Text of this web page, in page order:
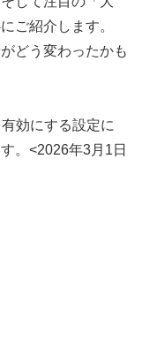
ご紹介します。
どう変わったかも
効にする設定に
。<2026年3月1日